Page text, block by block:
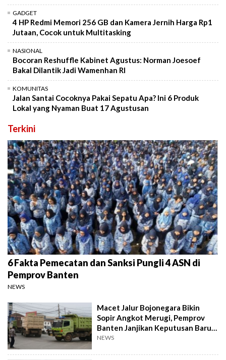
GADGET
4 HP Redmi Memori 256 GB dan Kamera Jernih Harga Rp1
Jutaan, Cocok untuk Multitasking
NASIONAL
Bocoran Reshuffle Kabinet Agustus: Norman Joesoef
Bakal Dilantik Jadi Wamenhan RI
KOMUNITAS
Jalan Santai Cocoknya Pakai Sepatu Apa? Ini 6 Produk
Lokal yang Nyaman Buat 17 Agustusan
Terkini
6 Fakta Pemecatan dan Sanksi Pungli 4 ASN di
Pemprov Banten
NEWS
Macet Jalur Bojonegara Bikin
Sopir Angkot Merugi, Pemprov
Banten Janjikan Keputusan Baru 4
Hari Lagi
NEWS